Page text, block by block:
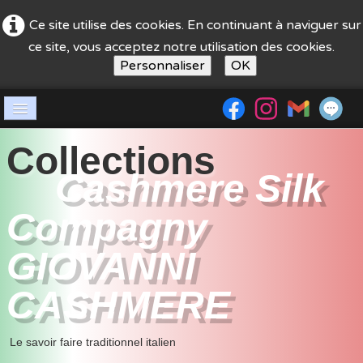
Ce site utilise des cookies. En continuant à naviguer sur
ce site, vous acceptez notre utilisation des cookies.
Personnaliser
OK
Société
boutique
guide achat
Nos stands
contact
Collections
Cashmere Silk
Compagny
GIOVANNI
CASHMERE
Le savoir faire traditionnel italien